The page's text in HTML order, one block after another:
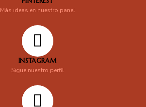
Más ideas en nuestro panel
INSTAGRAM
Sigue nuestro perfil